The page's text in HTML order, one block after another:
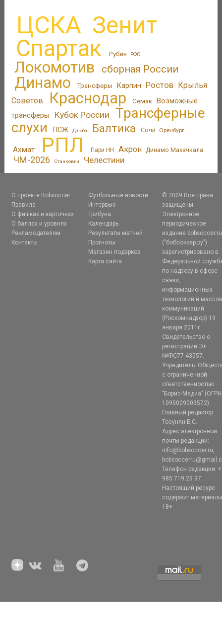
ЦСКА Зенит
Спартак Рубин РФС
Локомотив сборная России
Динамо Трансферы Карпин Ростов Крылья
Советов
Краснодар Семак Возможные
трансферы
Кубок России
Трансферные
слухи
ПСЖ Дзюба Балтика Сочи Оренбург
Ахмат РПЛ Пари НН Акрон Динамо Махачкала
ЧМ-2026 Станкович Челестини
О проекте Bobsoccer
Правила
О фишках и карточках
О баллах и уровнях
Рекламодателям
Контакты
Футбольные новости
Интервью
Трибуна
Календарь
Результаты матчей
Прогнозы
Магазин подарков
Карта сайта
© 2009 Все права
защищены.
Электронное
периодическое
издание bobsoccer.ru
("бобсоккер.ру")
зарегистрировано в
Федеральной
по надзору в сфере
связи,
информационных
технологий и
коммуникаций
(Роскомнадзор) 19
января 2011г.
Свидетельство о
регистрации Эл
№ФС77-43557.
Учредитель:
с ограниченной
ответственностью
"Борис-Медиа" (ОГРН
1095009003572)
Главный редактор:
Тосунян Б.С.
Адрес электронной
почты редакции:
info@bobsoccer.ru;
Телефон редакции:
985 719 29 97
Настоящий ресурс
содержит
18+